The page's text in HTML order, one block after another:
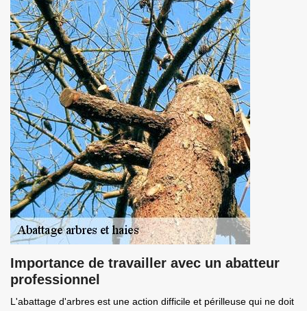
Importance de travailler avec un abatteur
professionnel
L'abattage d'arbres est une action difficile et périlleuse qui ne doit